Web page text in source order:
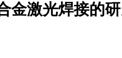
金激光焊接的